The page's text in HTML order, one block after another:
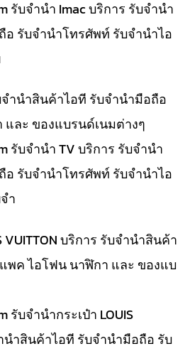
รับจำนำ Imac บริการ รับจำนำ
รับจำนำโทรศัพท์ รับจำนำไอ
ำนำสินค้าไอที รับจำนำมือถือ
ละ ของแบรนด์เนมต่างๆ
รับจำนำ TV บริการ รับจำนำ
รับจำนำโทรศัพท์ รับจำนำไอ
ำ
VUITTON บริการ รับจำนำสินค้า
พค ไอโฟน นาฬิกา และ ของแบ
บจำนำกระเป๋า LOUIS
นำสินค้าไอที รับจำนำมือถือ รับ